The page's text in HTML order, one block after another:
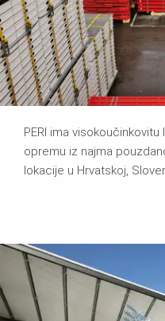
PERI ima
opremu iz najma
lokacije u Hrvatskoj,